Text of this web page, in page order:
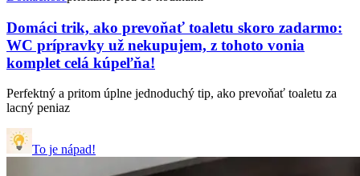
Domáci trik, ako prevoňať toaletu skoro zadarmo:
WC prípravky už nekupujem, z tohoto vonia
komplet celá kúpeľňa!
Perfektný a pritom úplne jednoduchý tip, ako prevoňať toaletu za
lacný peniaz
To je nápad!